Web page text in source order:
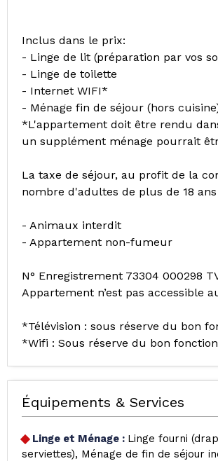
Inclus dans le prix:
- Linge de lit (préparation par vos
- Linge de toilette
- Internet WIFI*
- Ménage fin de séjour (hors
*L'appartement doit être rendu
un supplément ménage pourrait
La taxe de séjour, au profit de la
nombre d'adultes de plus de 18 ans
- Animaux interdit
- Appartement non-fumeur
N° Enregistrement 73304 000298
Appartement n’est pas accessible
*Télévision : sous réserve du bon
*Wifi : Sous réserve du bon
Équipements & Services
Linge et Ménage : Linge fourni
serviettes)
Ménage de fin de séjour